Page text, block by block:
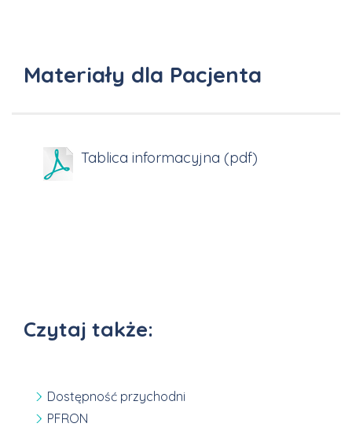
Materiały dla Pacjenta
Tablica informacyjna (pdf)
Czytaj także:
Dostępność przychodni
PFRON